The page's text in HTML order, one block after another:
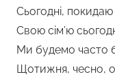
Сьогодні, покидаю
Свою сім’ю
Ми будемо часто
Щотижня, чесно,